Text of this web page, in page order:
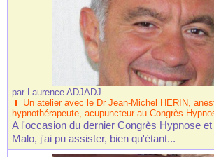
par Laurence ADJADJ
Un atelier avec le Dr Jean-Michel HERIN,
hypnothérapeute, acupuncteur au Congrès
A l'occasion du dernier Congrès Hypnose
Malo, j'ai pu assister, bien qu'étant...